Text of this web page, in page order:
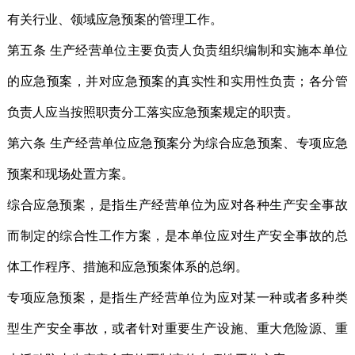
有关行业、领域应急预案的管理工作。
第五条 生产经营单位主要负责人负责组织编制和实施本单位
的应急预案，并对应急预案的真实性和实用性负责；各分管
负责人应当按照职责分工落实应急预案规定的职责。
第六条 生产经营单位应急预案分为综合应急预案、专项应急
预案和现场处置方案。
综合应急预案，是指生产经营单位为应对各种生产安全事故
而制定的综合性工作方案，是本单位应对生产安全事故的总
体工作程序、措施和应急预案体系的总纲。
专项应急预案，是指生产经营单位为应对某一种或者多种类
型生产安全事故，或者针对重要生产设施、重大危险源、重